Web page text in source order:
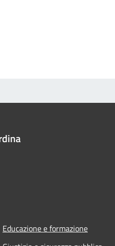
Educazione e formazione